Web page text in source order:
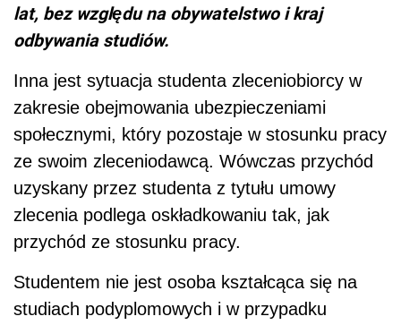
lat, bez względu na obywatelstwo i kraj
odbywania studiów.
Inna jest sytuacja studenta zleceniobiorcy w
zakresie obejmowania ubezpieczeniami
społecznymi, który pozostaje w stosunku pracy
ze swoim zleceniodawcą. Wówczas przychód
uzyskany przez studenta z tytułu umowy
zlecenia podlega oskładkowaniu tak, jak
przychód ze stosunku pracy.
Studentem nie jest osoba kształcąca się na
studiach podyplomowych i w przypadku